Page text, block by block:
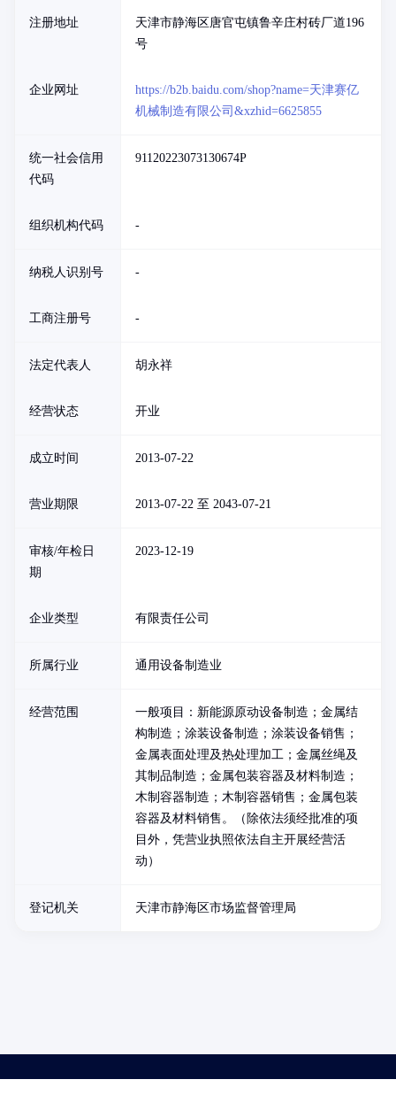
注册地址
天津市静海区唐官屯镇鲁辛庄村砖厂道196
号
企业网址
https://b2b.baidu.com/shop?name=天津赛亿
机械制造有限公司&xzhid=6625855
统一社会信用
代码
91120223073130674P
组织机构代码 -
纳税人识别号 -
工商注册号 -
法定代表人 胡永祥
经营状态 开业
成立时间 2013-07-22
营业期限 2013-07-22 至 2043-07-21
审核/年检日
期
2023-12-19
企业类型 有限责任公司
所属行业 通用设备制造业
经营范围
一般项目：新能源原动设备制造；金属结
构制造；涂装设备制造；涂装设备销售；
金属表面处理及热处理加工；金属丝绳及
其制品制造；金属包装容器及材料制造；
木制容器制造；木制容器销售；金属包装
容器及材料销售。（除依法须经批准的项
目外，凭营业执照依法自主开展经营活
动）
登记机关 天津市静海区市场监督管理局